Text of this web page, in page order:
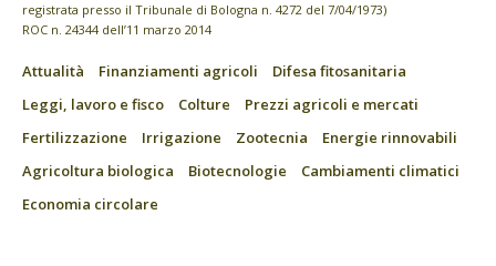
registrata presso il Tribunale di Bologna n. 4272 del 7/04/1973)
ROC n. 24344 dell’11 marzo 2014
Attualità Finanziamenti agricoli
Difesa fitosanitaria
Leggi, lavoro e fisco
Colture
Prezzi agricoli e mercati
Fertilizzazione
Irrigazione Zootecnia
Energie rinnovabili
Agricoltura biologica
Biotecnologie
Cambiamenti climatici
Economia circolare